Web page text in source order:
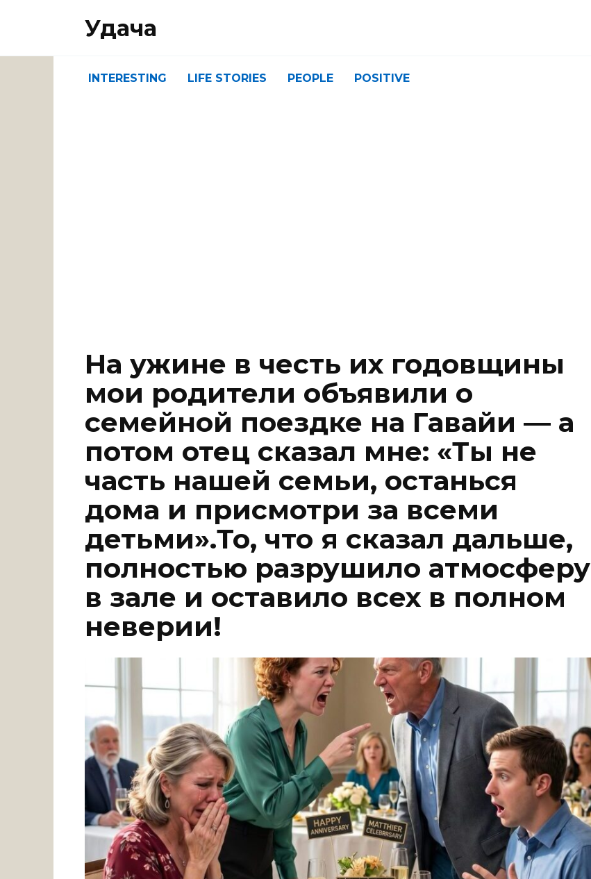
Удача
INTERESTING LIFE STORIES PEOPLE POSITIVE
На ужине в честь их годовщины
мои родители объявили о
семейной поездке на Гавайи — а
потом отец сказал мне: «Ты не
часть нашей семьи, останься
дома и присмотри за всеми
детьми».То, что я сказал дальше,
полностью разрушило атмосферу
в зале и оставило всех в полном
неверии!